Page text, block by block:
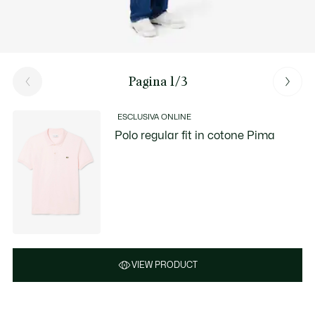
Pagina 1/3
ESCLUSIVA ONLINE
Polo regular fit in cotone Pima
VIEW PRODUCT